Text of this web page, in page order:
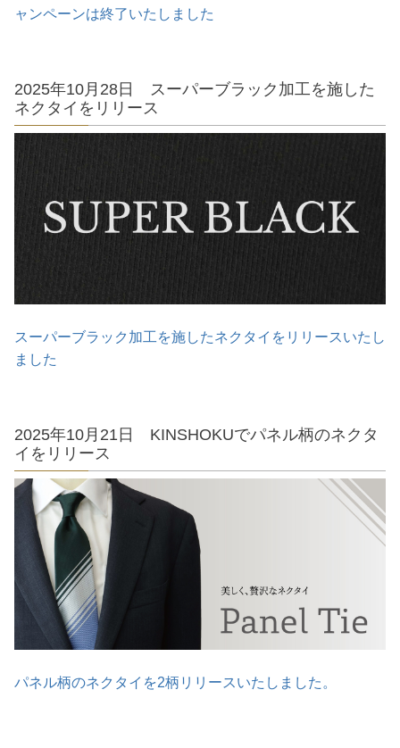
ャンペーンは終了いたしました
2025年10月28日 スーパーブラック加工を施した
ネクタイをリリース
スーパーブラック加工を施したネクタイをリリースいたし
ました
2025年10月21日 KINSHOKUでパネル柄のネクタ
イをリリース
パネル柄のネクタイを2柄リリースいたしました。